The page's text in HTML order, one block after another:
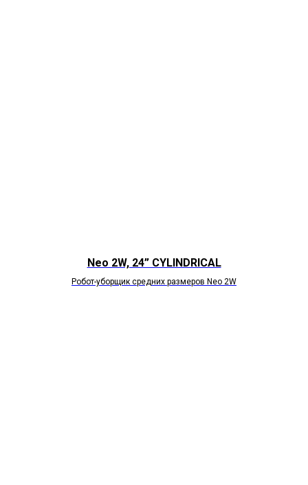
Neo 2W, 24” CYLINDRICAL
Робот-уборщик средних размеров Neo 2W